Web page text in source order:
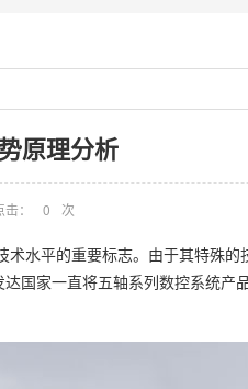
原理分析
击： 0 次
水平的重要标志。由于其特殊
国家一直将五轴系列数控系统产